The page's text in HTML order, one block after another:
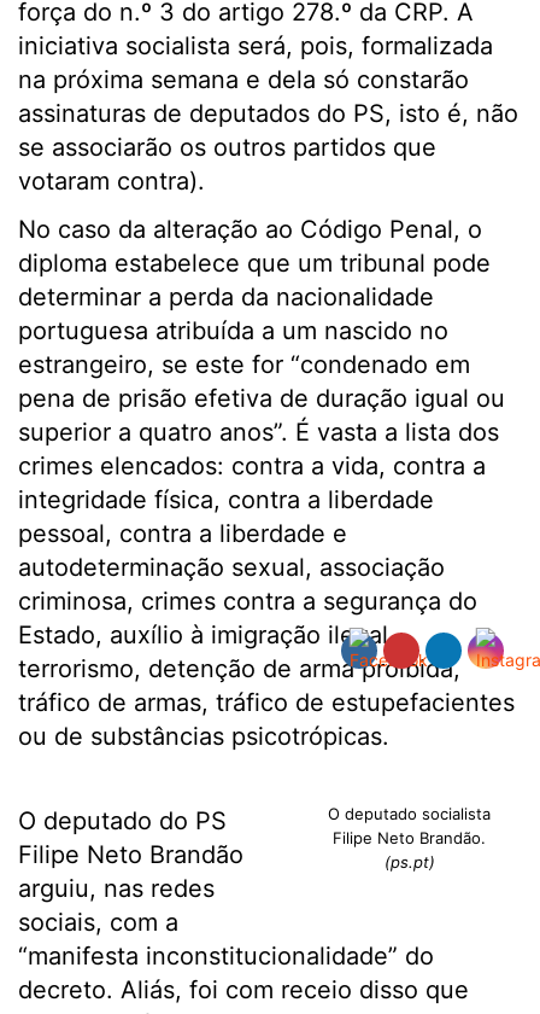
força do n.º 3 do artigo 278.º da CRP. A
iniciativa socialista será, pois, formalizada
na próxima semana e dela só constarão
assinaturas de deputados do PS, isto é, não
se associarão os outros partidos que
votaram contra).
No caso da alteração ao Código Penal, o
diploma estabelece que um tribunal pode
determinar a perda da nacionalidade
portuguesa atribuída a um nascido no
estrangeiro, se este for “condenado em
pena de prisão efetiva de duração igual ou
superior a quatro anos”. É vasta a lista dos
crimes elencados: contra a vida, contra a
integridade física, contra a liberdade
pessoal, contra a liberdade e
autodeterminação sexual, associação
criminosa, crimes contra a segurança do
Estado, auxílio à imigração ilegal,
terrorismo, detenção de arma proibida,
tráfico de armas, tráfico de estupefacientes
ou de substâncias psicotrópicas.
O deputado socialista
Filipe Neto Brandão.
(ps.pt)
O deputado do PS
Filipe Neto Brandão
arguiu, nas redes
sociais, com a
“manifesta inconstitucionalidade” do
decreto. Aliás, foi com receio disso que